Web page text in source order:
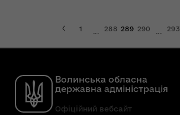
1 ... 288 289 290 ... 293
Волинська обласна
державна адміністрація
Офіційний вебсайт